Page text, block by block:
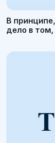
В
дело в